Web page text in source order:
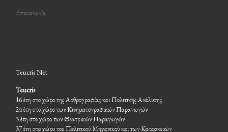
Επικοινωνία
Teucris Net
Teucris
16 έτη στο χώρο της Αρθρογραφίας και Πολιτικής Ανάλυσης
24 έτη στο χώρο των Κινηματογραφικών Παραγωγών
3 έτη στο χώρο των Θεατρικών Παραγωγών
37 έτη στο χώρο του Πολιτικού Μηχανικού και των Κατασκευών